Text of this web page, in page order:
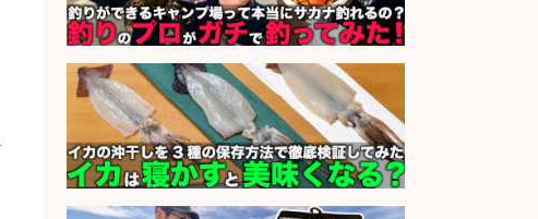
釣り具メーカーでの釣り竿の設計開
発業務
会社名 株式会社天龍
sponsored by 求人ボックス
福岡/未経験歓迎「ルート営業」/釣
り好き歓迎/インセンティブ